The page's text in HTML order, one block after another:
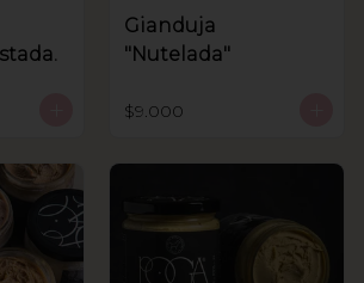
Gianduja
"Nutelada"
$9.000